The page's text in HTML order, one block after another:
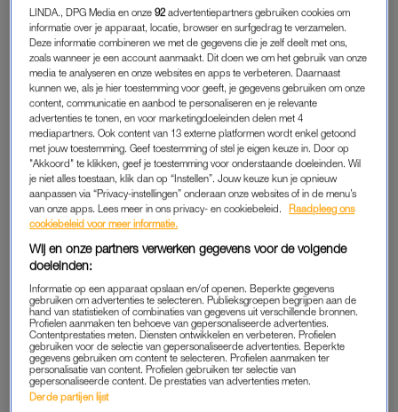
ECHT VERLIEFD
“Ik was echt verliefden had het gevoel: dit gaat een serieuze
relatie worden”, vertelt ze. “Als dat dan anders loopt, doet dat
pijn.”
Maar had Jeffrey dezelfde gevoelens? Daar twijfelt Jerney
aan. “Ik weet niet of hij ooit verliefd is geweest”, zegt ze. “Hij
zei al vrij snel: ‘Ik voel het niet.’ En dat was gek, want kort
daarvoor zei hij nog: ‘Ik hou van jou.’”
OPVOEDING
Toch had ook Jerney haar twijfels. Na de opnames ontdekte
ze een groot struikelblok: deopvoeding van hun kinderen
doe alles voor mijn kinderen. Ik wil niet zeggen dat hij dat niet
doet, maar op een andere manier. Als je daar allebei anders in
staat, kom je niet op dezelfde lijn.”
LINDA., DPG Media en onze92 advertentiepartners gebruiken cookies om
informatie over je apparaat, locatie, browser en surfgedrag te verzamelen.
Deze informatie combineren we met de gegevens die je zelf deelt met ons,
zoals wanneer je een account aanmaakt. Dit doen we om het gebruik van onze
media te analyseren en onze websites en apps te verbeteren. Daarnaast
kunnen we, als je hier toestemming voor geeft, je gegevens gebruiken om onze
content, communicatie en aanbod te personaliseren en je relevante
advertenties te tonen, en voor marketingdoeleinden delen met 4
mediapartners. Ook content van 13 externe platformen wordt enkel getoond
met jouw toestemming. Geef toestemming of stel je eigen keuze in. Door op
"Akkoord" te klikken, geef je toestemming voor onderstaande doeleinden. Wil
je niet alles toestaan, klik dan op “Instellen”. Jouw keuze kun je opnieuw
aanpassen via “Privacy-instellingen” onderaan onze websites of in de menu’s
van onze apps. Lees meer in ons privacy- en cookiebeleid.
Raadpleeg ons
cookiebeleid voor meer informatie.
Wij en onze partners verwerken gegevens voor de volgende
doeleinden:
Informatie op een apparaat opslaan en/of openen. Beperkte gegevens
gebruiken om advertenties te selecteren. Publieksgroepen begrijpen aan de
hand van statistieken of combinaties van gegevens uit verschillende bronnen.
Profielen aanmaken ten behoeve van gepersonaliseerde advertenties.
Contentprestaties meten. Diensten ontwikkelen en verbeteren. Profielen
gebruiken voor de selectie van gepersonaliseerde advertenties. Beperkte
gegevens gebruiken om content te selecteren. Profielen aanmaken ter
personalisatie van content. Profielen gebruiken ter selectie van
gepersonaliseerde content. De prestaties van advertenties meten.
Derde partijen lijst